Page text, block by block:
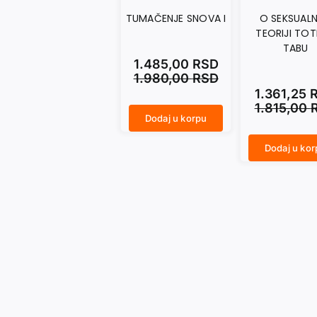
TUMAČENJE SNOVA I
1.980,00RSD
1.485,00 RSD
Dodaj u korpu
O
TEORIJI
TABU
1.815,00
1.361,25
Dodaj u